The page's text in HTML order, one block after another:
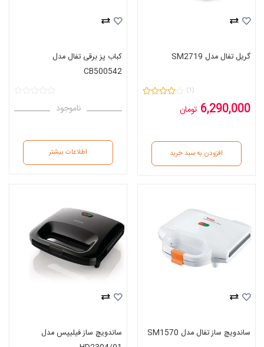
گریل تفال مدل SM2719
(1)
6,290,000 تومان
افزودن به سبد خرید
کباب پز برقی تفال مدل
CB500542
ناموجود
اطلاعات بیشتر
ساندویچ ساز تفال مدل SM1570
ساندویچ ساز فیلیپس مدل